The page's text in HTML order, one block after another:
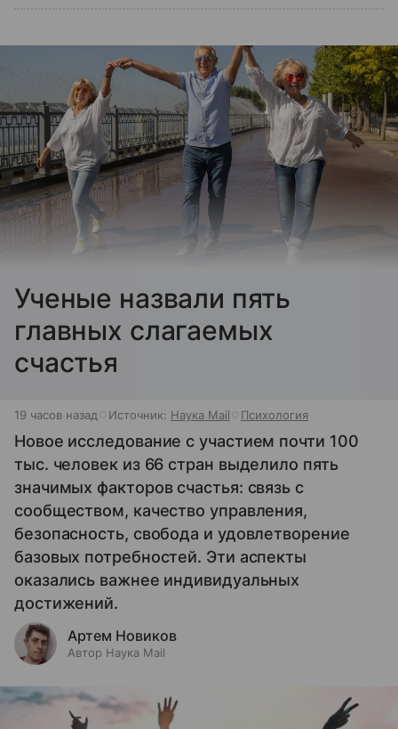
Ученые назвали пять
главных слагаемых
счастья
19 часов назад Источник: Наука Mail Психология
Новое исследование с участием почти 100
тыс. человек из 66 стран выделило пять
значимых факторов счастья: связь с
сообществом, качество управления,
безопасность, свобода и удовлетворение
базовых потребностей. Эти аспекты
оказались важнее индивидуальных
достижений.
Артем Новиков
Автор Наука Mail